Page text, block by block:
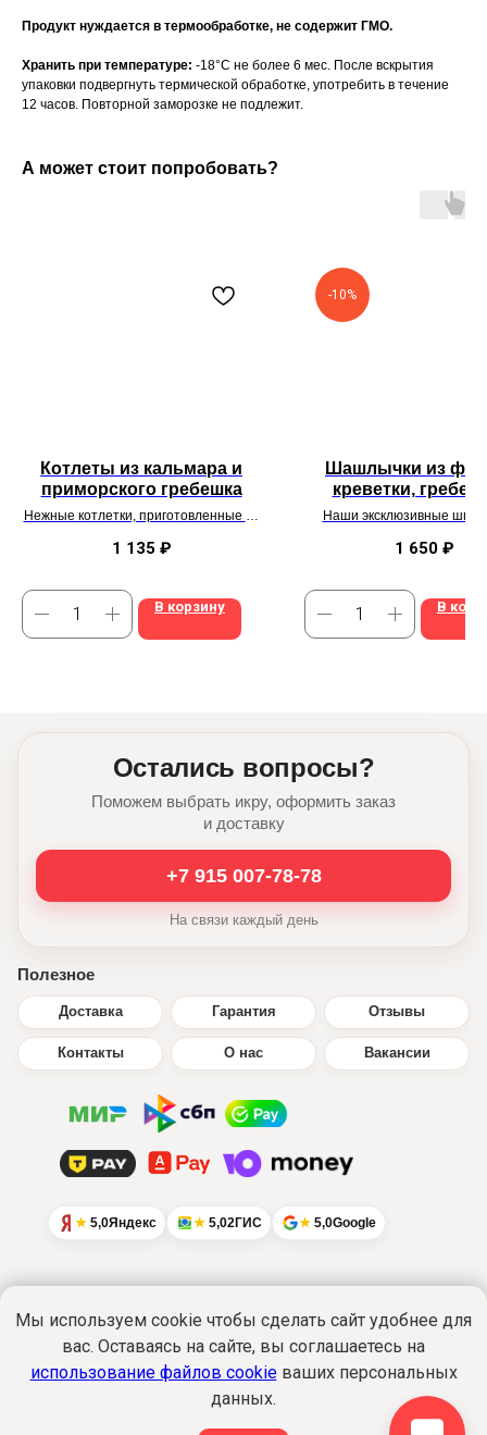
Продукт нуждается в термообработке, не содержит ГМО.
Хранить при температуре: -18°C не более 6 мес. После вскрытия
упаковки подвергнуть термической обработке, употребить в течение
12 часов. Повторной заморозке не подлежит.
А может стоит попробовать?
Котлеты из кальмара и
приморского гребешка
Нежные котлетки, приготовленные из
1 135 ₽
В корзину
-10%
Шашлычки из
креветки,
болгарского
Наши эксклюзивные
запечь!
1 650 ₽
В
Остались вопросы?
Поможем выбрать икру, оформить заказ
и доставку
+7 915 007-78-78
На связи каждый день
Полезное
Доставка Гарантия Отзывы
Контакты О нас Вакансии
5,0Яндекс 5,02ГИС 5,0Google
Интернет-сайтwww.ikratut.ruносит
исключительно информационный характер
и не является публичной офертой...
Подробнее
Политика обработки персональных данных
Мы используем cookie чтобы сделать сайт удобнее для
вас. Оставаясь на сайте, вы соглашаетесь на
использование файлов cookieваших персональных
данных.